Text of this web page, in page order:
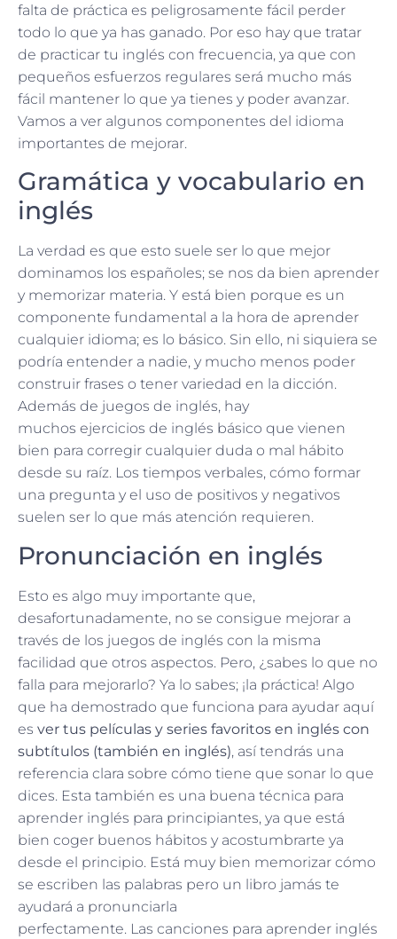
falta de práctica es peligrosamente fácil perder
todo lo que ya has ganado. Por eso hay que tratar
de practicar tu inglés con frecuencia, ya que con
pequeños esfuerzos regulares será mucho más
fácil mantener lo que ya tienes y poder avanzar.
Vamos a ver algunos componentes del idioma
importantes de mejorar.
Gramática y vocabulario en
inglés
La verdad es que esto suele ser lo que mejor
dominamos los españoles; se nos da bien aprender
y memorizar materia. Y está bien porque es un
componente fundamental a la hora de aprender
cualquier idioma; es lo básico. Sin ello, ni siquiera se
podría entender a nadie, y mucho menos poder
construir frases o tener variedad en la dicción.
Además de juegos de inglés, hay
muchos ejercicios de inglés básico que vienen
bien para corregir cualquier duda o mal hábito
desde su raíz. Los tiempos verbales, cómo formar
una pregunta y el uso de positivos y negativos
suelen ser lo que más atención requieren.
Pronunciación en inglés
Esto es algo muy importante que,
desafortunadamente, no se consigue mejorar a
través de los juegos de inglés con la misma
facilidad que otros aspectos. Pero, ¿sabes lo que no
falla para mejorarlo? Ya lo sabes; ¡la práctica! Algo
que ha demostrado que funciona para ayudar aquí
es ver tus películas y series favoritos en inglés con
subtítulos (también en inglés), así tendrás una
referencia clara sobre cómo tiene que sonar lo que
dices. Esta también es una buena técnica para
aprender inglés para principiantes, ya que está
bien coger buenos hábitos y acostumbrarte ya
desde el principio. Está muy bien memorizar cómo
se escriben las palabras pero un libro jamás te
ayudará a pronunciarla
perfectamente. Las canciones para aprender inglés